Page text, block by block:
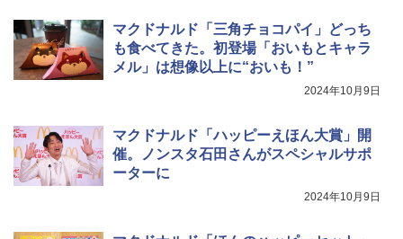
￥19,860
￥2,885
5
シャープ ウォーターオーブン ヘルシオ
AX-XJ1-B ブラック 30L 2段調理 コンベ
マクドナルド「三角チョコパイ」どっち
も食べてきた。初登場「おいもとキャラ
メル」は想像以上に“おいも！”
2024年10月9日
マクドナルド「ハッピーえほん大賞」開
催。ノンスタ石田さんがスペシャルサポ
ーターに
2024年10月9日